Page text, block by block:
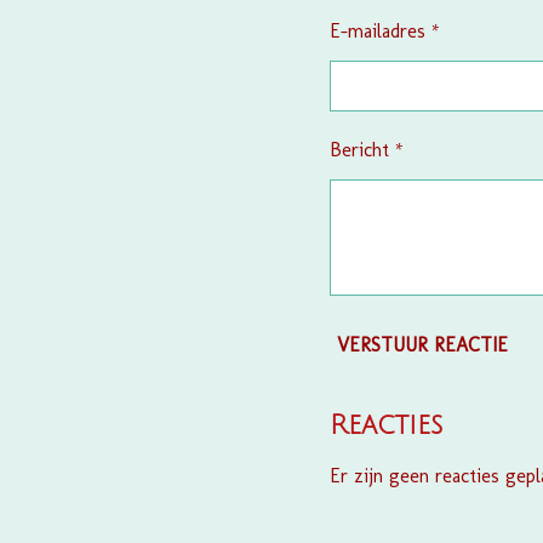
E-mailadres *
Bericht *
VERSTUUR REACTIE
Reacties
Er zijn geen reacties